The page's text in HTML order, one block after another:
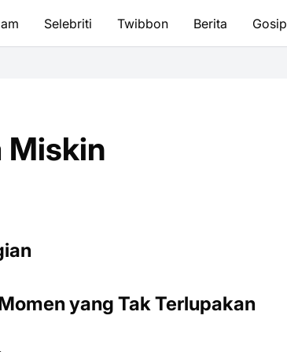
Selebriti Twibbon Berita Gosip
Miskin
yang Tak Terlupakan